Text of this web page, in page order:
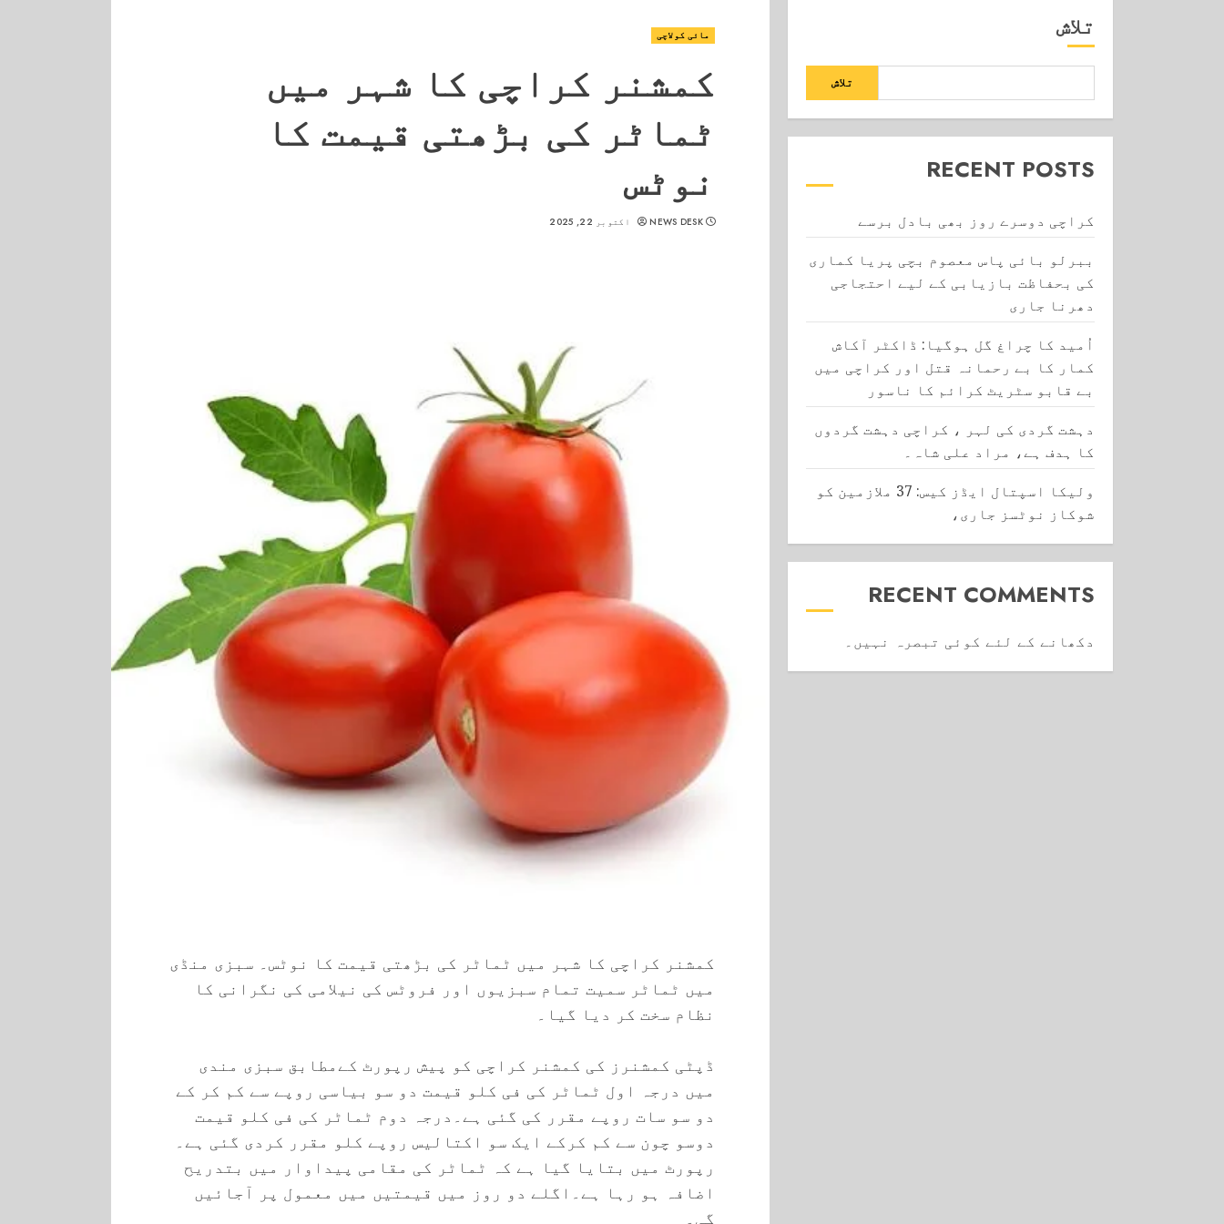
مائی کولاچی
کمشنر کراچی کا شہر میں
ٹماٹر کی بڑھتی قیمت کا
نوٹس
NEWS DESK اکتوبر 22, 2025
کمشنر کراچی کا شہر میں ٹماٹر کی بڑھتی قیمت کا نوٹس۔ سبزی منڈی
میں ٹماٹر سمیت تمام سبزیوں اور فروٹس کی نیلامی کی نگرانی کا
نظام سخت کر دیا گیا۔
ڈپٹی کمشنرز کی کمشنر کراچی کو پیش رپورٹ کےمطابق سبزی مندی
میں درجہ اول ٹماٹر کی فی کلو قیمت دو سو بیاسی روپے سے کم کر کے
دو سو سات روپے مقرر کی گئی ہے۔درجہ دوم ٹماٹر کی فی کلو قیمت
دوسو چون سے کم کرکے ایک سو اکتالیس روپے کلو مقرر کردی گئی ہے۔
رپورٹ میں بتایا گیا ہے کہ ٹماٹر کی مقامی پیداوار میں بتدریح
اضافہ ہو رہا ہے۔اگلے دو روز میں قیمتیں میں معمول پر آجائیں
گی۔
تلاش
تلاش
RECENT POSTS
کراچی دوسرے روز بھی بادل برسے
ببرلو بائی پاس معصوم بچی پریا کماری
کی بحفاظت بازیابی کے لیے احتجاجی
دھرنا جاری
اُمید کا چراغ گل ہوگیا: ڈاکٹر آکاش
کمار کا بے رحمانہ قتل اور کراچی میں
بے قابو سٹریٹ کرائم کا ناسور
دہشت گردی کی لہر ، کراچی دہشت گردوں
کا ہدف ہے، مراد علی شاہ۔
ولیکا اسپتال ایڈز کیس: 37 ملازمین کو
شوکاز نوٹسز جاری،
RECENT COMMENTS
دکھانے کے لئے کوئی تبصرہ نہیں۔